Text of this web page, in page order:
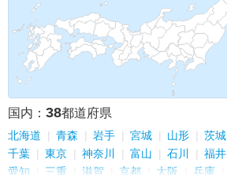
国内： 38都道府県
北海道 青森 岩手 宮城 山形 茨城
千葉
東京 神奈川 富山 石川 福井
愛知
三重 滋賀 京都 大阪 兵庫